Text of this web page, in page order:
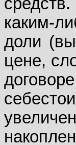
каким-
доли
цене,